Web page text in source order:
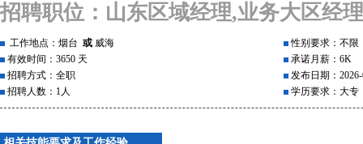
招聘职位：山东区域经理,业务大区经理
工作地点：烟台 或 威海
有效时间：3650 天
招聘方式：全职
招聘人数：1人
性别要求：不限
承诺月薪：6K
发布日期：
学历要求：大专